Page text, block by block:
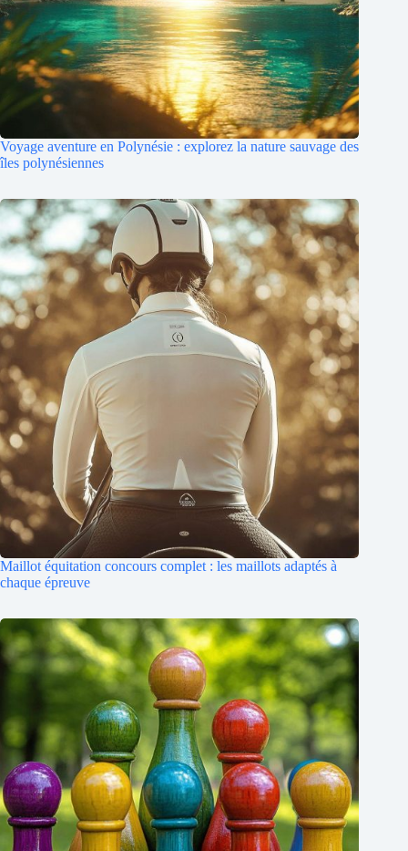
Voyage aventure en Polynésie : explorez la nature sauvage des
îles polynésiennes
Maillot équitation concours complet : les maillots adaptés à
chaque épreuve